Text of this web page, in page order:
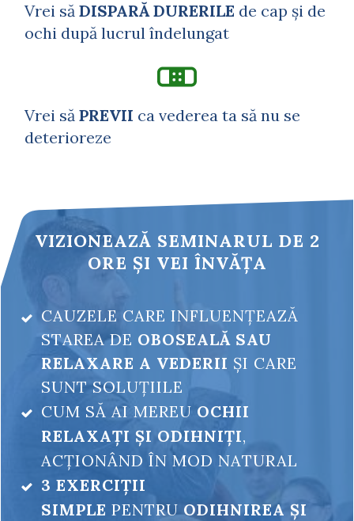
Vrei să DISPARĂ DURERILE de cap și de
ochi după lucrul îndelungat
Vrei să PREVII ca vederea ta să nu se
deterioreze
VIZIONEAZĂ SEMINARUL DE 2
ORE ȘI VEI ÎNVĂȚA
CAUZELE CARE INFLUENȚEAZĂ
STAREA DE OBOSEALĂ SAU
RELAXARE A VEDERII ȘI CARE
SUNT SOLUȚIILE
CUM SĂ AI MEREU OCHII
RELAXAȚI ȘI ODIHNIȚI,
ACȚIONÂND ÎN MOD NATURAL
3 EXERCIȚII
SIMPLE PENTRUODIHNIREA ȘI